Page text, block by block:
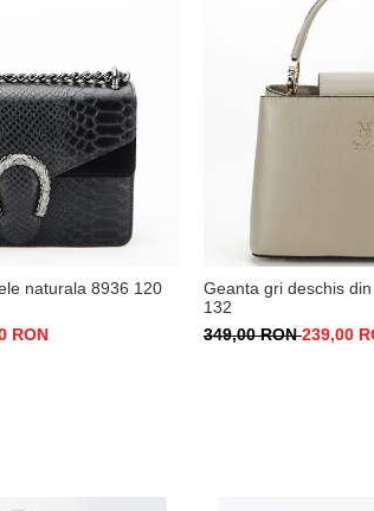
naturala 8936 120
RON
Geanta gri deschis
132
349,00 RON239,00